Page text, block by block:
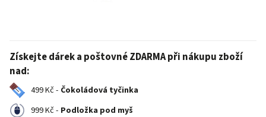
Získejte dárek a poštovné ZDARMA při nákupu zboží
nad:
499 Kč - Čokoládová tyčinka
999 Kč - Podložka pod myš